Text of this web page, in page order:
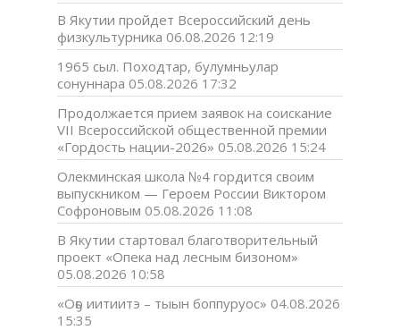
В Якутии пройдет Всероссийский день
физкультурника 06.08.2026 12:19
1965 сыл. Походтар, булумньулар
сонуннара 05.08.2026 17:32
Продолжается прием заявок на соискание
VII Всероссийской общественной премии
«Гордость нации-2026» 05.08.2026 15:24
Олекминская школа №4 гордится своим
выпускником — Героем России Виктором
Софроновым 05.08.2026 11:08
В Якутии стартовал благотворительный
проект «Опека над лесным бизоном»
05.08.2026 10:58
«Оҕо иитиитэ – тыын боппуруос» 04.08.2026
15:35